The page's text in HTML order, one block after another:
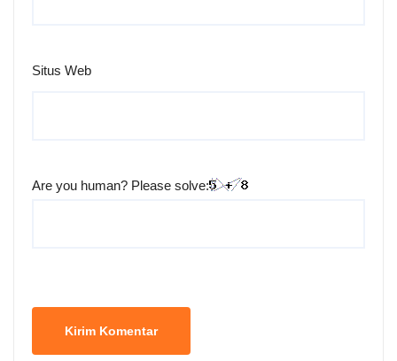
Situs Web
Are you human? Please solve: